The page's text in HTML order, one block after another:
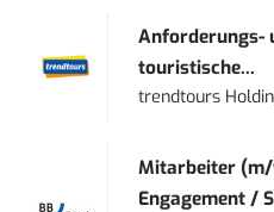
Anforderungs-
touristische...
trendtours
Mitarbeiter
Engagement /